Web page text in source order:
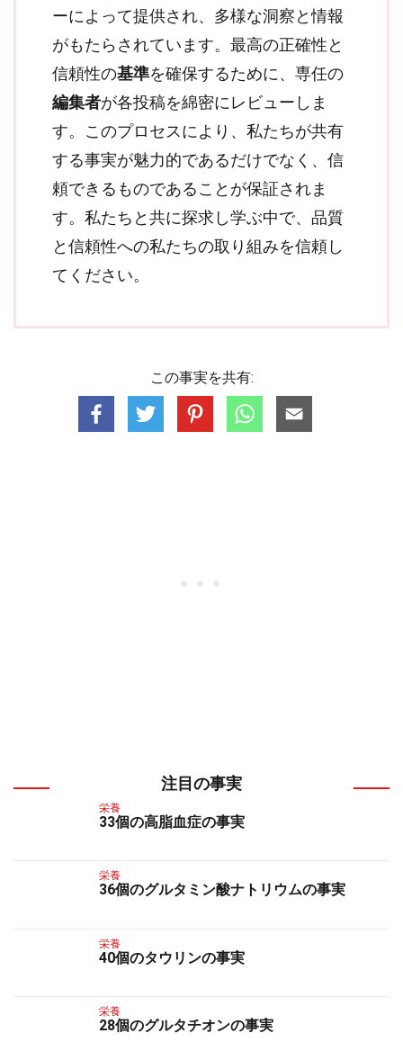
ーによって提供され、多様な洞察と情報
がもたらされています。最高の正確性と
信頼性の基準を確保するために、専任の
編集者が各投稿を綿密にレビューしま
す。このプロセスにより、私たちが共有
する事実が魅力的であるだけでなく、信
頼できるものであることが保証されま
す。私たちと共に探求し学ぶ中で、品質
と信頼性への私たちの取り組みを信頼し
てください。
この事実を共有:
注目の事実
栄養
33個の高脂血症の事実
栄養
36個のグルタミン酸ナトリウムの事実
栄養
40個のタウリンの事実
栄養
28個のグルタチオンの事実